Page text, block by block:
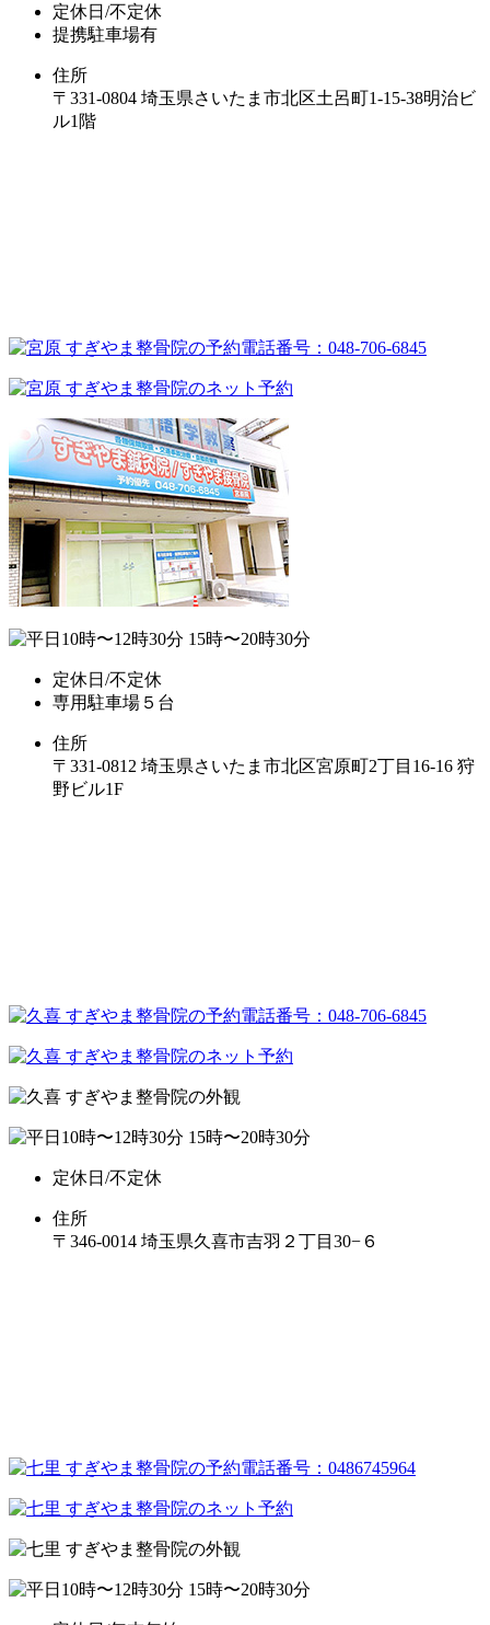
定休日/不定休
提携駐車場有
住所
〒331-0804 埼玉県さいたま市北区土呂町1-15-38明治ビ
ル1階
定休日/不定休
専用駐車場５台
住所
〒331-0812 埼玉県さいたま市北区宮原町2丁目16-16 狩
野ビル1F
定休日/不定休
住所
〒346-0014 埼玉県久喜市吉羽２丁目30−６